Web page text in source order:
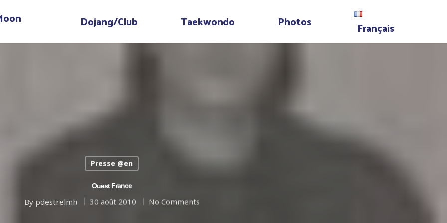
Dojang/Club Taekwondo Photos Français
Presse @en
Ouest France
By pdestrelmh 30 août 2010 No Comments